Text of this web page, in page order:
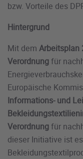
bzw. Vorteile des
Hintergrund
Mit dem Arbeitsplan
Verordnungfür
Europäische
Informations- und
Bekleidungstextilien
Verordnungfür
dieser Initiative ist